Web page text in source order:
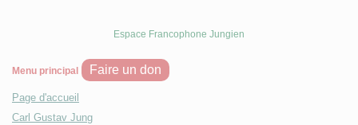
Espace Francophone Jungien
Menu principal Faire un don
Page d'accueil
Carl Gustav Jung